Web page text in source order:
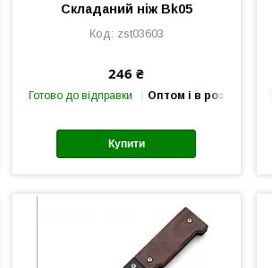
Складаний ніж Bk05
zst03603
246 ₴
Готово до відправки Оптом і в роздріб
Купити